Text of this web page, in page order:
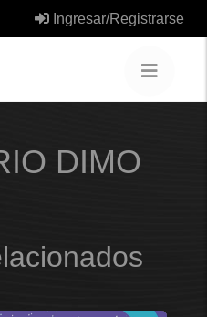
Ingresar/Registrarse
DIMO